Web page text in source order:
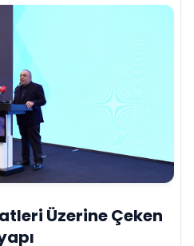
Üzerine Çeken